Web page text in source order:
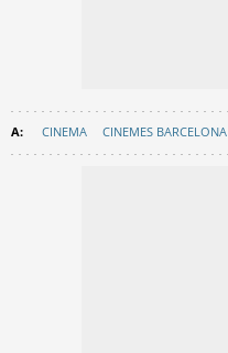
CINEMA CINEMES BARCELONA